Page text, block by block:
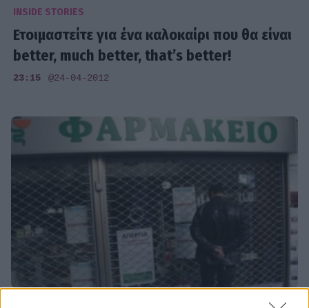
INSIDE STORIES
Ετοιμαστείτε για ένα καλοκαίρι που θα είναι
better, much better, that’s better!
23:15 @24-04-2012